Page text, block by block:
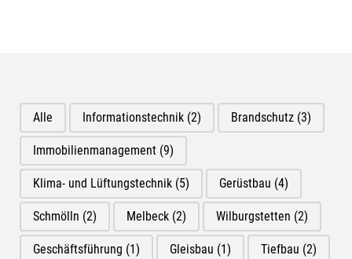
Alle Informationstechnik (2) Brandschutz (3)
Immobilienmanagement (9)
Klima- und Lüftungstechnik (5) Gerüstbau (4)
Schmölln (2) Melbeck (2) Wilburgstetten (2)
Geschäftsführung (1) Gleisbau (1) Tiefbau (2)